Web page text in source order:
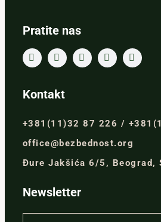
Pratite nas
Kontakt
+381(11)32 87 226 /
office@bezbednost.org
Đure Jakšića 6/5, Beograd,
Newsletter